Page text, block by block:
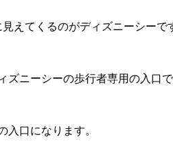
えてくるのがディズニーシーで
ズニーシーの歩行者専用の入口
入口になります。